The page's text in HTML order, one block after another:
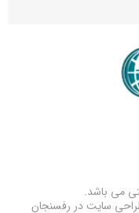
می باشد.
سایت در رفسنجان